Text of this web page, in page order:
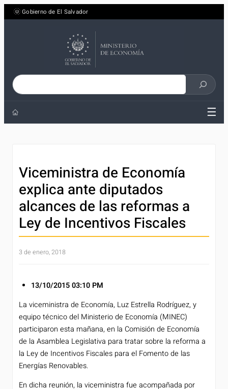
Saltar
al
Gobierno de El Salvador
Buscar
el
sitio
☰
Viceministra de Economía
explica ante diputados
alcances de las reformas a
Ley de Incentivos Fiscales
3 de enero, 2018
13/10/201503:10 PM
La viceministra de Economía, Luz Estrella Rodríguez, y
equipo técnico del Ministerio de Economía (MINEC)
participaron esta mañana, en la Comisión de Economía
de la Asamblea Legislativa para tratar sobre la reforma a
la Ley de Incentivos Fiscales para el Fomento de las
Energías Renovables.
En dicha reunión, la viceministra fue acompañada por